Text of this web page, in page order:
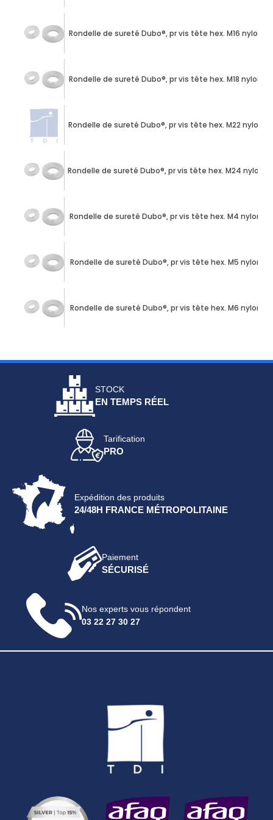
Rondelle de sureté Dubo®, pr vis tête hex. M16 nylon
Rondelle de sureté Dubo®, pr vis tête hex. M18 nylon
Rondelle de sureté Dubo®, pr vis tête hex. M22 nylon
Rondelle de sureté Dubo®, pr vis tête hex. M24 nylon
Rondelle de sureté Dubo®, pr vis tête hex. M4 nylon
Rondelle de sureté Dubo®, pr vis tête hex. M5 nylon
Rondelle de sureté Dubo®, pr vis tête hex. M6 nylon
STOCK
EN TEMPS RÉEL
Tarification
PRO
Expédition des produits
24/48H FRANCE MÉTROPOLITAINE
Paiement
SÉCURISÉ
Nos experts vous répondent
03 22 27 30 27